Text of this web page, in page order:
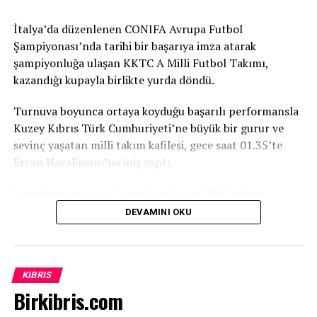
Toplumun Tüm Kesimlerine Destek
Çağrısı
Toplumun her kesimine çağrıda bulunan Kırmızı,
yapılacak küçük veya büyük her katkının büyük önem
taşıdığını belirterek, “Bu proje siyaset üstüdür, gelecek
nesillere yapılan bir yatırımdır. Yapılacak her bağış,
verilecek her destek ve uzatılacak her yardım eli,
insanlarımızı, sivil toplum örgütlerimizi ve
gönüllülerimizi ATATÜRK Mesleki Eğitim Merkezi
Birçok Meslek Dalında Eğitim Verilecek
Tamamlanmasının ardından ATATÜRK Mesleki Eğitim
İtalya’da düzenlenen CONIFA Avrupa Futbol
Şampiyonası’nda tarihi bir başarıya imza atarak
şampiyonluğa ulaşan KKTC A Milli Futbol Takımı,
kazandığı kupayla birlikte yurda döndü.
Turnuva boyunca ortaya koyduğu başarılı performansla
Kuzey Kıbrıs Türk Cumhuriyeti’ne büyük bir gurur ve
sevinç yaşatan milli takım kafilesi, gece saat 01.35’te
Ercan Havalimanı’na iniş yaptı.
önünde coşkulu bir karşılama düzenlendi.
Futbolseverlerin ve sporcuların ailelerinin yoğun katılım
gösterdiği bu tarihi anlar, canlı yayınla ekranlara
DEVAMINI OKU
KIBRIS
Birkibris.com